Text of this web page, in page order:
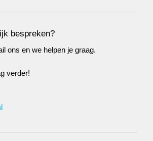
bespreken?
ons en we helpen je graag.
verder!